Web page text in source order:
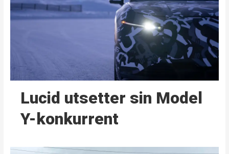
Lucid utsetter sin Model
Y-konkurrent